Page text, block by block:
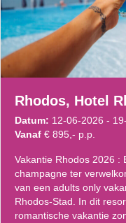
Rhodos, Hotel
Datum: 12-06-2026 -
Vanaf € 895,- p.p.
Vakantie Rhodos 2026 :
champagne ter
van een adults only
Rhodos-Stad. In dit
romantische vakantie